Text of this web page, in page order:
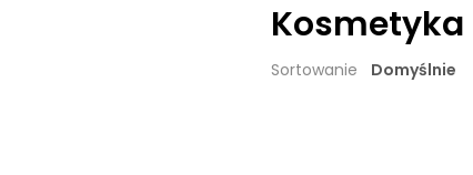
Kosmetyka
Sortowanie Domyślnie